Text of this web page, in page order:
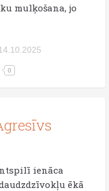
mulķošana, jo
0
ienāca
ēkā